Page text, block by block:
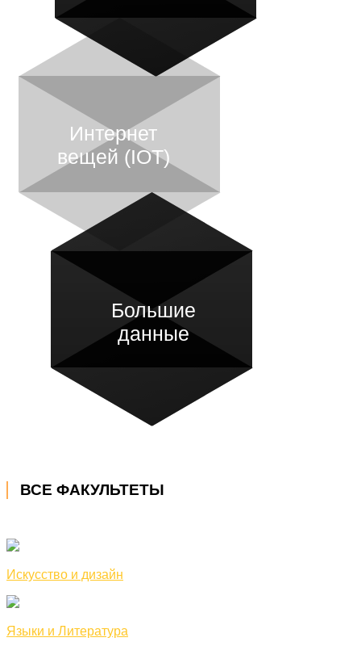
Интернет
вещей (IOT)
Большие
данные
ВСЕ ФАКУЛЬТЕТЫ
Искусство и дизайн
Языки и Литература